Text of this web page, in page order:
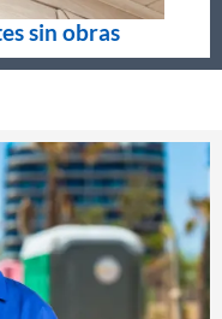
sin obras